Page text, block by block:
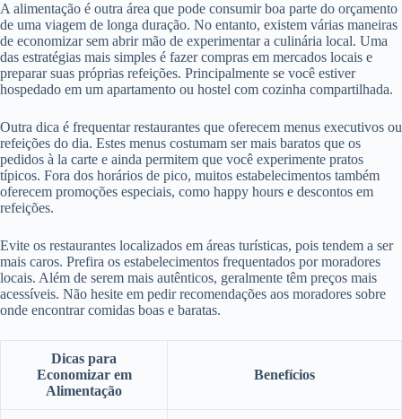
A alimentação é outra área que pode consumir boa parte do orçamento
de uma viagem de longa duração. No entanto, existem várias maneiras
de economizar sem abrir mão de experimentar a culinária local. Uma
das estratégias mais simples é fazer compras em mercados locais e
preparar suas próprias refeições. Principalmente se você estiver
hospedado em um apartamento ou hostel com cozinha compartilhada.
Outra dica é frequentar restaurantes que oferecem menus executivos ou
refeições do dia. Estes menus costumam ser mais baratos que os
pedidos à la carte e ainda permitem que você experimente pratos
típicos. Fora dos horários de pico, muitos estabelecimentos também
oferecem promoções especiais, como happy hours e descontos em
refeições.
Evite os restaurantes localizados em áreas turísticas, pois tendem a ser
mais caros. Prefira os estabelecimentos frequentados por moradores
locais. Além de serem mais autênticos, geralmente têm preços mais
acessíveis. Não hesite em pedir recomendações aos moradores sobre
onde encontrar comidas boas e baratas.
Dicas para
Economizar em
Alimentação
Benefícios